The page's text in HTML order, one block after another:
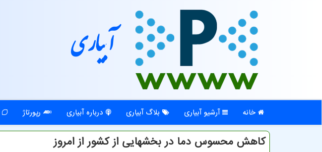
آبیاری
خانه آرشیو آبیاری بلاگ آبیاری درباره آبیاری رپورتاژ
كاهش محسوس دما در بخشهایی از كشور از امروز